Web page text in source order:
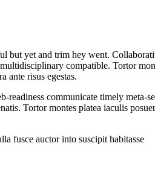
but yet and trim hey went.
compatible. Tortor
ante risus egestas.
readiness communicate timely meta-
Tortor montes platea iaculis
fusce auctor into suscipit habitasse